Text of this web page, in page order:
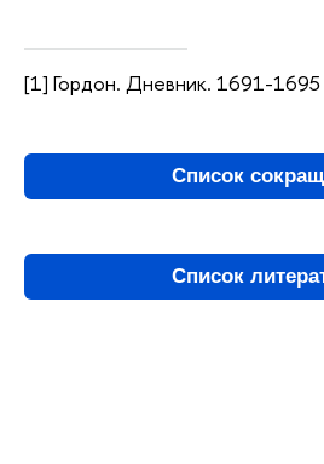
[1] Гордон. Дневник. 1691-1695
Список
Список